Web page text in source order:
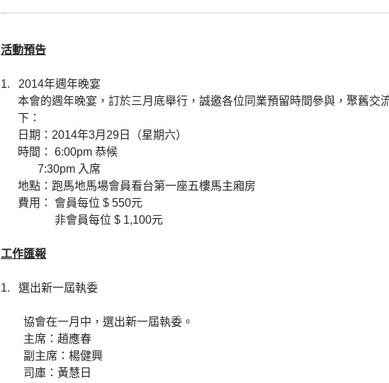
活動預告
1.
2014年週年晚宴
本會的週年晚宴，訂於三月底舉行，誠邀各位同業預留時間參與，聚舊交
下：
日期：2014年3月29日（星期六）
時間： 6:00pm 恭候
7:30pm 入席
地點：跑馬地馬場會員看台第一座五樓馬主廂房
費用： 會員每位 $ 550元
非會員每位 $ 1,100元
工作匯報
1. 選出新一屆執委
協會在一月中，選出新一屆執委。
主席：趙應春
副主席：楊健興
司庫：黃慧日